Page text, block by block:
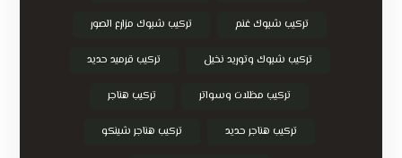
تركيب شبوك غنم تركيب شبوك مزارع الصور
تركيب شبوك وتوريد نخيل تركيب قرميد حديد
تركيب مظلات وسواتر تركيب هناجر
تركيب هناجر حديد تركيب هناجر شينكو